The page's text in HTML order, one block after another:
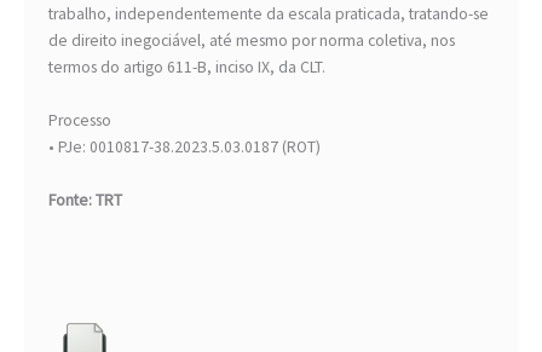
trabalho, independentemente da escala praticada, tratando-se
de direito inegociável, até mesmo por norma coletiva, nos
termos do artigo 611-B, inciso IX, da CLT.
Processo
• PJe: 0010817-38.2023.5.03.0187 (ROT)
Fonte: TRT­